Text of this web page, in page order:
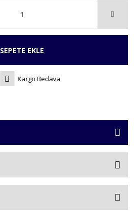
SEPETE EKLE
Kargo Bedava